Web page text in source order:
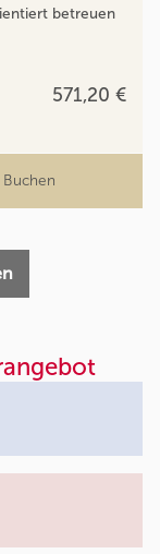
betreuen
571,20 €
Buchen